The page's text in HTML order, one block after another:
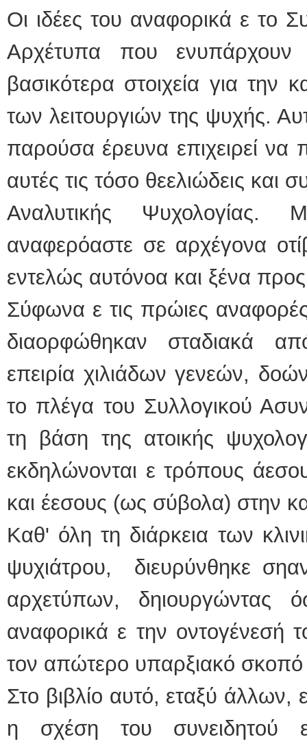
Οι ιδέες του αναφορικά ε το
Αρχέτυπα που
βασικότερα στοιχεία για την
των λειτουργιών της ψυχής.
παρούσα έρευνα επιχειρεί να
αυτές τις τόσο θεελιώδεις και
Αναλυτικής Ψυχολογίας.
αναφερόαστε σε αρχέγονα
εντελώς αυτόνοα και ξένα
Σύφωνα ε τις πρώιες
διαορφώθηκαν σταδιακά
επειρία χιλιάδων γενεών,
το πλέγα του Συλλογικού
τη βάση της ατοικής
εκδηλώνονται ε τρόπους
και έεσους (ως σύβολα) στην
Καθ' όλη τη διάρκεια των
ψυχιάτρου, διευρύνθηκε
αρχετύπων, δηιουργώντας
αναφορικά ε την οντογένεσή
τον απώτερο υπαρξιακό
Στο βιβλίο αυτό, εταξύ άλλων,
η σχέση του συνειδητού